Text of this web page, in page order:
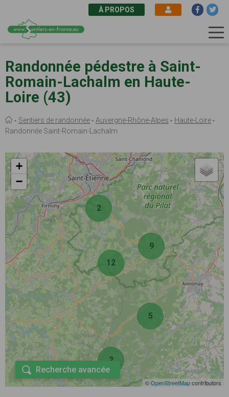
au
contenu
principal
À PROPOS
Randonnée pédestre à Saint-
Romain-Lachalm en Haute-
Loire (43)
Fil
d'Ariane
Sentiers de randonnée Auvergne-Rhône-Alpes
Haute-Loire
Randonnée Saint-Romain-Lachalm
2
2
5
9
12
+
−
©OpenStreetMapcontributors
Recherche avancée